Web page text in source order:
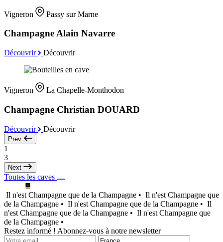
Vigneron Passy sur Marne
Champagne Alain Navarre
Découvrir Découvrir
Vigneron La Chapelle-Monthodon
Champagne Christian DOUARD
Découvrir Découvrir
Prev
1
3
Next
Toutes les caves
Il n'est Champagne que de la Champagne • Il n'est Champagne que
de la Champagne • Il n'est Champagne que de la Champagne • Il
n'est Champagne que de la Champagne • Il n'est Champagne que
de la Champagne •
Restez informé ! Abonnez-vous à notre newsletter